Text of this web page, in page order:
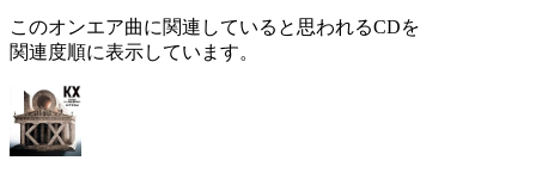
このオンエア曲に関連していると思われるCDを
関連度順に表示しています。